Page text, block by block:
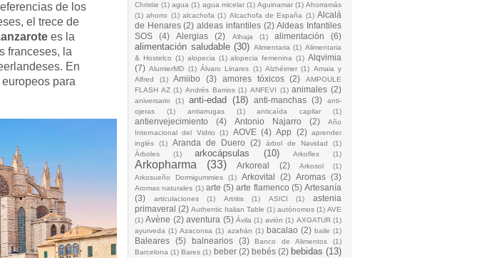
de los
el trece de
es la
franceses, la
En
para
Christie (1) agua (1) agua micelar (1) Aguinamar (1) Ahorramás
(1) ahorro (1) alcachofa (1) Alcachofa de España (1) Alcalá
de Henares (2) aldeas infantiles (2) Aldeas Infantiles
SOS
(4) Alergias (2) Alhaja (1) alimentación (6)
alimentación saludable (30) Alimentaria (1) Alimentaria
& Hostelco (1) alopecia (1) alopecia femenina (1) Alqvimia
(7) AlumierMD (1) Álvaro Linares (1) Alzhéimer (1) Amaia y
Alfred
(1) Amiibo (3) amores tóxicos (2)
AMPOULE
FLASH AZ (1) Andrés Barrios (1) ANFEVI (1) animales (2)
aniversario (1) anti-edad (18) anti-manchas (3)
anti-
ojeras
(1) antiarrugas (1) anticaída capilar (1)
antienvejecimiento (4) Antonio Najarro (2)
Año
Internacional del Vidrio
(1) AOVE (4) App (2) aprender
inglés
(1) Aranda de Duero (2) árbol de Navidad
(1)
Árboles
(1) arkocápsulas (10) Arkoflex (1)
Arkopharma (33) Arkoreal (2) Arkosol
(1)
Arkosueño Dormigummies
(1) Arkovital (2) Aromas (3)
Aromas naturales (1) arte (5) arte flamenco (5) Artesanía
(3)
articulaciones (1) Artritis (1) ASICI (1)
astenia
primaveral (2) Authentic Italian Table (1) autónomos (1) AVE
(1) Avène (2) aventura (5) Ávila (1) avión (1) AXGATUR (1)
ayurveda (1) Azaconsa (1) azafrán (1) bacalao (2) baile (1)
Baleares (5) balnearios (3) Banco de Alimentos
(1)
Barcelona (1) Bares (1) beber (2) bebés (2) bebidas (13)